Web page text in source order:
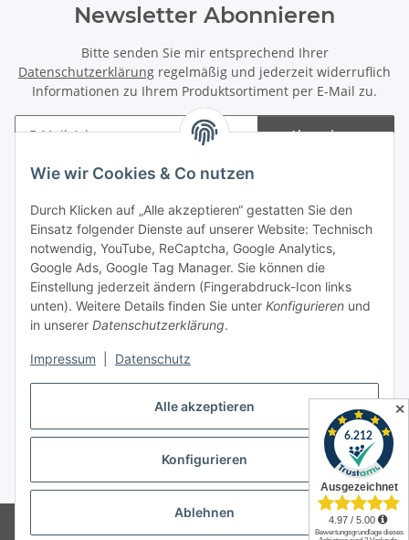
Alle akzeptieren
Konfigurieren
Ablehnen
Wie wir Cookies & Co nutzen
Durch Klicken auf „Alle akzeptieren“ gestatten Sie den
Einsatz folgender Dienste auf unserer Website: Technisch
notwendig, YouTube, ReCaptcha, Google Analytics,
Google Ads, Google Tag Manager. Sie können die
Einstellung jederzeit ändern (Fingerabdruck-Icon links
unten). Weitere Details finden Sie unter Konfigurieren und
in unserer Datenschutzerklärung.
Impressum Datenschutz
Newsletter Abonnieren
Bitte senden Sie mir entsprechend Ihrer
Datenschutzerklärung regelmäßig und jederzeit widerruflich
Informationen zu Ihrem Produktsortiment per E-Mail zu.
Abonnieren
Newsletter Abonnieren
Informationen
Gesetzliche Informationen
Spieletreffs in Jülich & Umgebung
* Alle Preise inkl. gesetzlicher USt., zzgl.Versand
Brettspiele
✕